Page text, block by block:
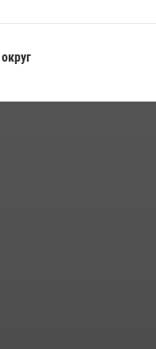
на охране
(видео)